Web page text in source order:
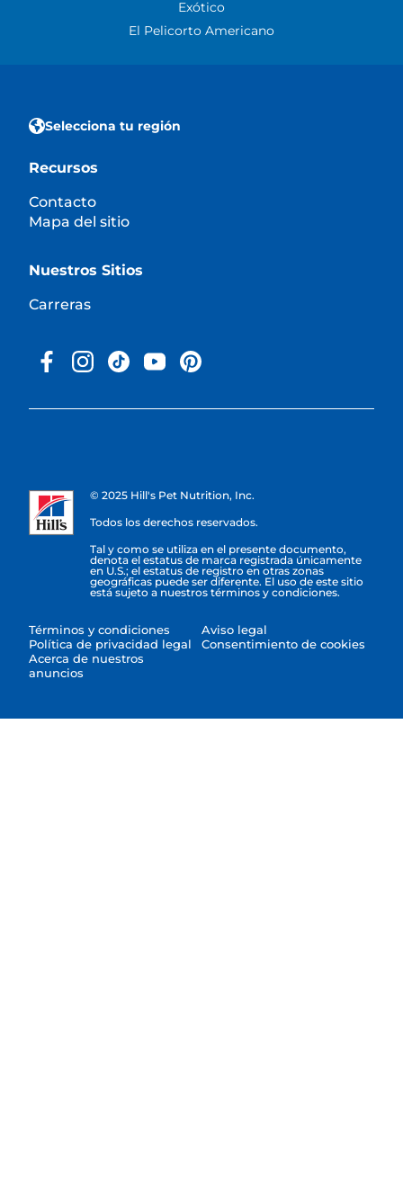
Exótico
El Pelicorto Americano
Selecciona tu región
Recursos
Contacto
Mapa del sitio
Nuestros Sitios
Carreras
© 2025 Hill's Pet Nutrition, Inc.
Todos los derechos reservados.
Tal y como se utiliza en el presente documento,
denota el estatus de marca registrada únicamente
en U.S.; el estatus de registro en otras zonas
geográficas puede ser diferente. El uso de este sitio
está sujeto a nuestros términos y condiciones.
Términos y condiciones
Política de privacidad legal
Acerca de nuestros
anuncios
Aviso legal
Consentimiento de cookies